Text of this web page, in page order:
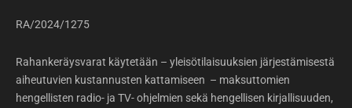
RA/2024/1275
Rahankeräysvarat käytetään – yleisötilaisuuksien järjestämisestä
aiheutuvien kustannusten kattamiseen – maksuttomien
hengellisten radio- ja TV- ohjelmien sekä hengellisen kirjallisuuden,